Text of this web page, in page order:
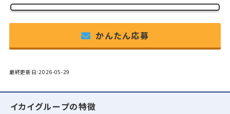
かんたん応募
最終更新日:2026-05-29
イカイグループの特徴